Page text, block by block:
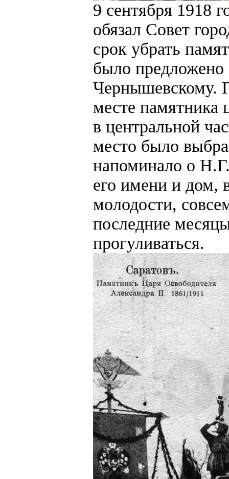
9 сентября 1918
обязал Совет
срок убрать
было предложено
Чернышевскому.
месте памятника
в центральной
место было
напоминало о
его имени и дом,
молодости,
последние
прогуливаться.